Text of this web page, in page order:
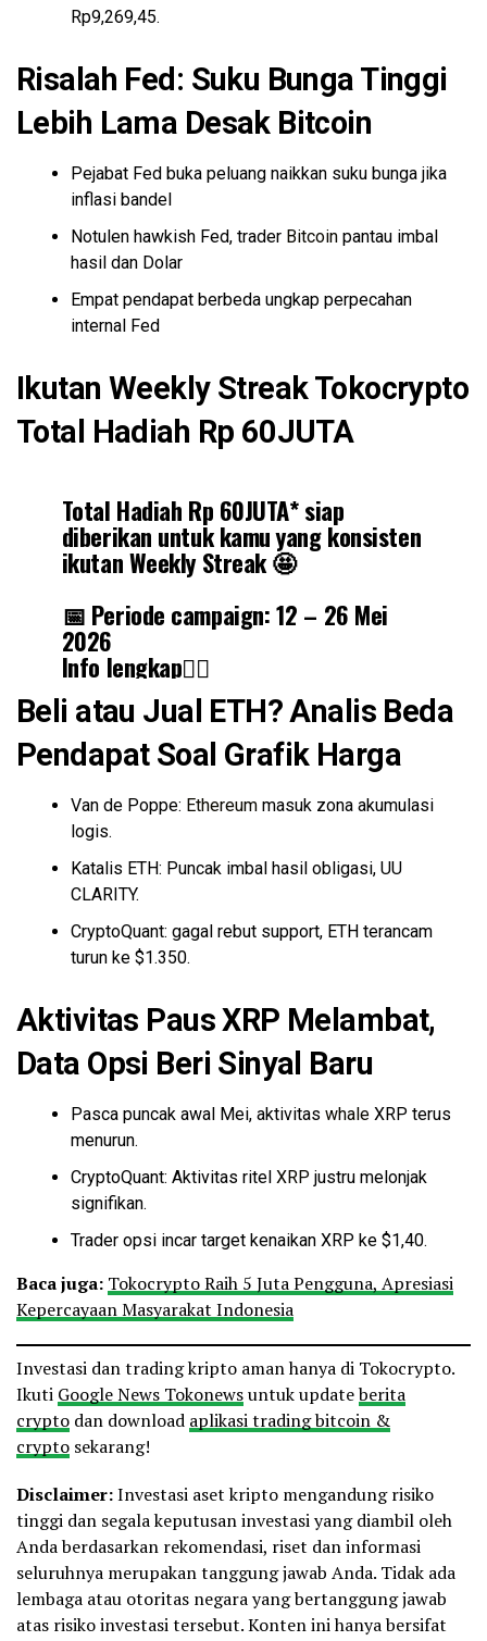
Rp9,269,45.
Risalah Fed: Suku Bunga Tinggi
Lebih Lama Desak Bitcoin
Pejabat Fed buka peluang naikkan suku bunga jika
inflasi bandel
Notulen hawkish Fed, trader Bitcoin pantau imbal
hasil dan Dolar
Empat pendapat berbeda ungkap perpecahan
internal Fed
Ikutan Weekly Streak Tokocrypto
Total Hadiah Rp 60JUTA
Total Hadiah Rp 60JUTA* siap
diberikan untuk kamu yang konsisten
ikutan Weekly Streak 🤩
📅 Periode campaign: 12 – 26 Mei
2026
Info lengkap👉🏻
https://t.co/FwmHXdYks7
Jangan sampai streak kamu putus 👀
Semakin aktif dan konsisten,
semakin besar peluangmu untuk
dapat reward…
pic.twitter.com/lg6DOzvaY1
— Tokocrypto (@Tokocrypto)
Beli atau Jual ETH? Analis Beda
Pendapat Soal Grafik Harga
Van de Poppe: Ethereum masuk zona akumulasi
logis.
Katalis ETH: Puncak imbal hasil obligasi, UU
CLARITY.
CryptoQuant: gagal rebut support, ETH terancam
turun ke $1.350.
Aktivitas Paus XRP Melambat,
Data Opsi Beri Sinyal Baru
Pasca puncak awal Mei, aktivitas whale XRP terus
menurun.
CryptoQuant: Aktivitas ritel XRP justru melonjak
signifikan.
Trader opsi incar target kenaikan XRP ke $1,40.
Baca juga: Tokocrypto Raih 5 Juta Pengguna, Apresiasi
Kepercayaan Masyarakat Indonesia
Investasi dan trading kripto aman hanya di Tokocrypto.
Ikuti Google News Tokonewsuntuk updateberita
crypto dan download aplikasi trading bitcoin &
crypto sekarang!
Disclaimer:Investasi aset kripto mengandung risiko
tinggi dan segala keputusan investasi yang diambil oleh
Anda berdasarkan rekomendasi, riset dan informasi
seluruhnya merupakan tanggung jawab Anda. Tidak ada
lembaga atau otoritas negara yang bertanggung jawab
atas risiko investasi tersebut. Konten ini hanya bersifat